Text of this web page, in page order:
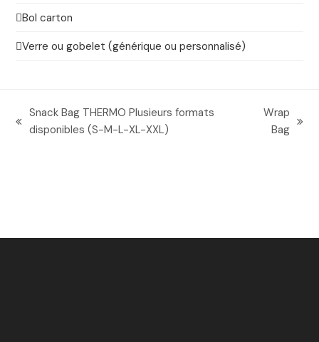
Bol carton
Verre ou gobelet (générique ou personnalisé)
previous
Snack Bag THERMO Plusieurs formats
disponibles (S-M-L-XL-XXL)
next
Wrap
Bag